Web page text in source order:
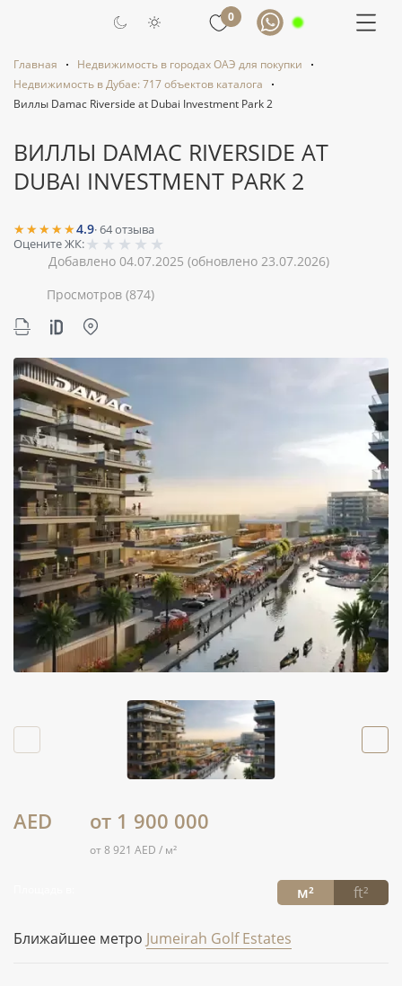
0
Главная
Недвижимость в городах ОАЭ для покупки
Недвижимость в Дубае: 717 объектов каталога
Виллы Damac Riverside at Dubai Investment Park 2
ВИЛЛЫ DAMAC RIVERSIDE AT
DUBAI INVESTMENT PARK 2
★★★★★4.9·64отзыва
Оцените ЖК:★ ★ ★ ★ ★
Добавлено 04.07.2025 (обновлено 23.07.2026)
Просмотров (874)
AED от 1 900 000
от 8 921 AED / м²
м² ft²
Ближайшее метро Jumeirah Golf Estates